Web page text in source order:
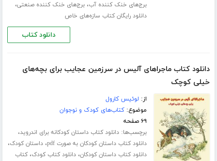
برج‌های خنک کننده آب،برج‌های خنک کننده صنعتی،
دانلود رایگان کتاب سازه‌های خاص
دانلود کتاب
دانلود کتاب ماجراهای آلیس در سرزمین عجایب برای بچه‌های
خیلی کوچک
از: لوئیس کارول
موضوع:کتاب‌های کودک و نوجوان
۶۹ صفحه
برچسب‌ها:دانلود کتاب داستان کودکانه برای اندروید،
دانلود کتاب داستان کودکان به صورت pdf ،داستان کودک،
دانلود کتاب داستان کودکان،دانلود کتاب کودک،کتاب